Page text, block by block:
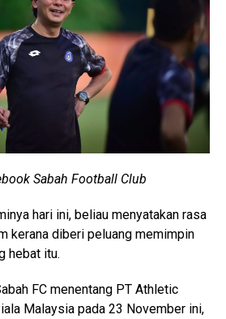
Sabah Football Club
hari ini, beliau menyatakan rasa
kerana diberi peluang memimpin
hebat itu.
FC menentang PT Athletic
Malaysia pada 23 November ini,